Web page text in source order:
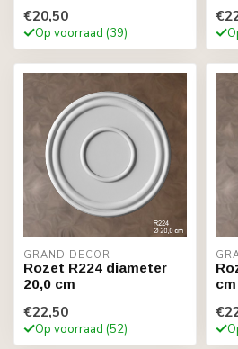
€20,50
Op voorraad (39)
GRAND DECOR
Rozet R224 diameter
20,0 cm
€22,50
Op voorraad (52)
cm